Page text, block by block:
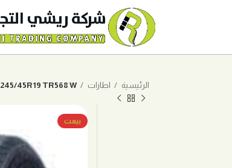
الرئيسية اطارات 245/45R19 TR568 W جودارد
بيعت